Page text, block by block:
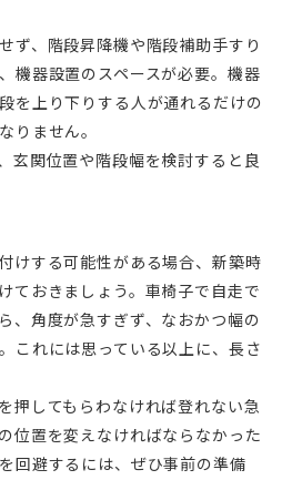
ず、階段昇降機や階段補助手すり
機器設置のスペースが必要。機器
を上り下りする人が通れるだけの
りません。
玄関位置や階段幅を検討すると良
けする可能性がある場合、新築時
ておきましょう。車椅子で自走で
、角度が急すぎず、なおかつ幅の
これには思っている以上に、長さ
押してもらわなければ登れない急
位置を変えなければならなかった
回避するには、ぜひ事前の準備